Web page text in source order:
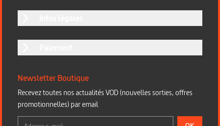
Newsletter Boutique
Recevez toutes nos actualités VOD (nouvelles sorties, offres
promotionnelles) par email